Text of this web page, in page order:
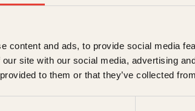
content and ads, to provide social media
site with our social media, advertising
to them or that they’ve collected